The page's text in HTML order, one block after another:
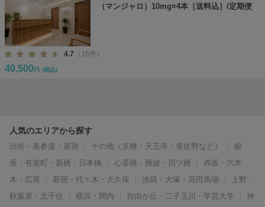
（マンジャロ）10mg×4本［送料込］/定期便
4.7 （16件）
40,500 円 (税込)
人気のエリアから探す
渋谷・表参道・原宿 その他（京橋・天王寺・泉佐野など）
銀
座・有楽町・新橋・日本橋
心斎橋・難波・四ツ橋
赤坂・六本
木・広尾
新宿・代々木・大久保 池袋・大塚・高田馬場
上野・
秋葉原・北千住
横浜・関内 自由が丘・二子玉川・学芸大学
神